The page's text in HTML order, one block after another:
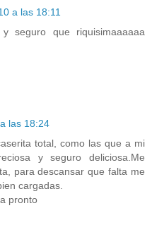
a las 18:11
y seguro que riquisimaaaaaa
las 18:24
total, como las que a mi
y seguro deliciosa.Me
para descansar que falta me
cargadas.
pronto